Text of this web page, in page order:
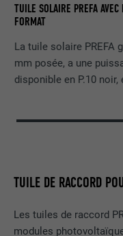
TUILE SOLAIRE PREFA
FORMAT
La tuile solaire PREFA
mm posée, a une
disponible en P.10
TUILE DE RACCORD
Les tuiles de raccord
modules